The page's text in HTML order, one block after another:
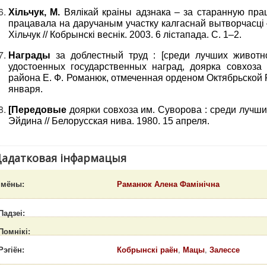
Хільчук, М. Вялікай краіны адзнака – за старанную
працавала на даручаным участку калгаснай
Хільчук // Кобрынскі веснік. 2003. 6 лістапада. С. 1–2.
Наградыза доблестный труд : [среди лучших
удостоенных государственных наград, доярка
района Е. Ф. Романюк, отмеченная орденом Октябрьской
января.
[Передовые доярки совхоза им. Суворова : среди
Эйдина // Белорусская нива. 1980. 15 апреля.
інфармацыя
Раманюк Алена Фамінічна
Кобрынскі раён,Мацы,Залессе